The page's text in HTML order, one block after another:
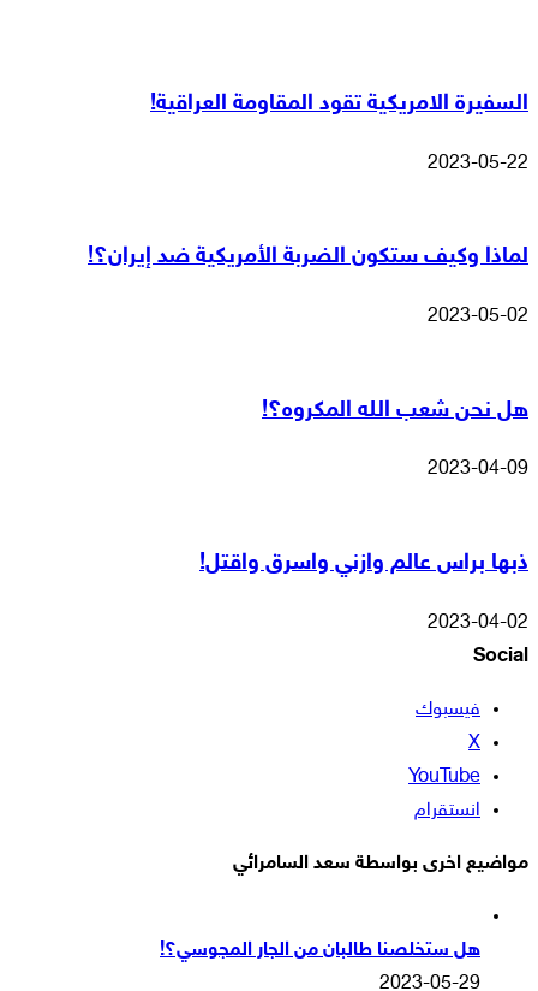
السفيرة الامريكية تقود المقاومة العراقية!
2023-05-22
لماذا وكيف ستكون الضربة الأمريكية ضد إيران؟!
2023-05-02
هل نحن شعب الله المكروه؟!
2023-04-09
ذبها براس عالم وازني واسرق واقتل!
2023-04-02
Social
فيسبوك
‫X
‫YouTube
انستقرام
مواضيع اخرى بواسطة سعد السامرائي
هل ستخلصنا طالبان من الجار المجوسي؟!
2023-05-29